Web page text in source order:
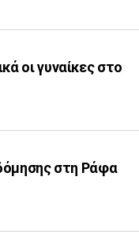
οι γυναίκες στο
στη Ράφα